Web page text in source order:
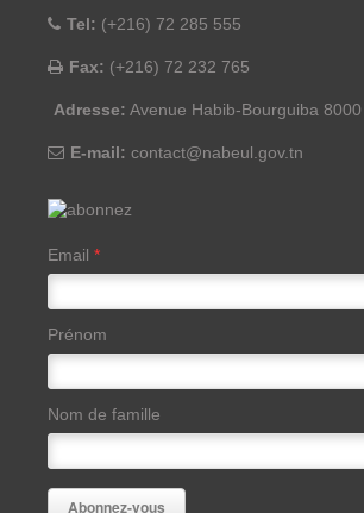
Tel: (+216) 72 285 555
Fax: (+216) 72 232 765
Adresse: Avenue Habib-Bourguiba
E-mail: contact@nabeul.gov.tn
Email *
Prénom
Nom de famille